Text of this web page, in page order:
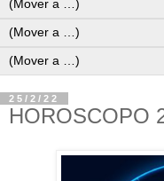
25/2/22
HOROSCOPO